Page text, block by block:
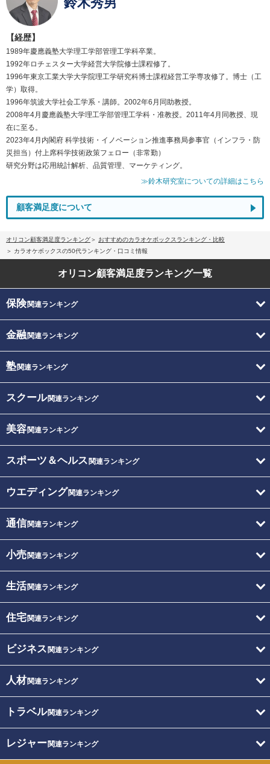
【経歴】
1989年慶應義塾大学理工学部管理工学科卒業。
1992年ロチェスター大学経営大学院修士課程修了。
1996年東京工業大学大学院理工学研究科博士課程経営工学専攻修了。博士（工
学）取得。
1996年筑波大学社会工学系・講師。2002年6月同助教授。
2008年4月慶應義塾大学理工学部管理工学科・准教授。2011年4月同教授、現
在に至る。
2023年4月内閣府 科学技術・イノベーション推進事務局参事官（インフラ・防
災担当）付上席科学技術政策フェロー（非常勤）
研究分野は応用統計解析、品質管理、マーケティング。
≫鈴木研究室についての詳細はこちら
顧客満足度について
オリコン顧客満足度ランキング
おすすめのカラオケボックスランキング・比較
カラオケボックスの50代ランキング・口コミ情報
オリコン顧客満足度ランキング一覧
保険関連ランキング
金融関連ランキング
塾関連ランキング
スクール関連ランキング
美容関連ランキング
スポーツ＆ヘルス 関連ランキング
ウエディング関連ランキング
通信関連ランキング
小売関連ランキング
生活関連ランキング
住宅関連ランキング
ビジネス 関連ランキング
人材関連ランキング
トラベル関連ランキング
レジャー関連ランキング